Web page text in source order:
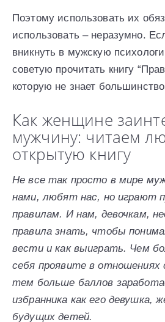
Поэтому использовать их
использовать – неразумно.
вникнуть в мужскую
советую прочитать книгу
которую не знает
Как женщине
мужчину: читаем
открытую книгу
Не все так просто в мире
нами, любят нас, но играют
правилам. И нам, девочкам,
правила знать, чтобы
вести и как выиграть. Чем
себя проявите в отношениях
тем больше баллов
избранника как его девушка,
будущих детей.